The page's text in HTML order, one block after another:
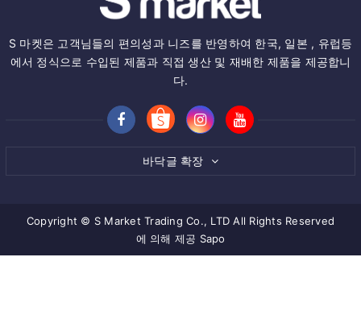
S 마켓은 고객님들의 편의성과 니즈를 반영하여 한국, 일본 , 유럽등
에서 정식으로 수입된 제품과 직접 생산 및 재배한 제품을 제공합니
다.
바닥글 확장
Copyright © S Market Trading Co., LTD All Rights Reserved
에 의해 제공 Sapo